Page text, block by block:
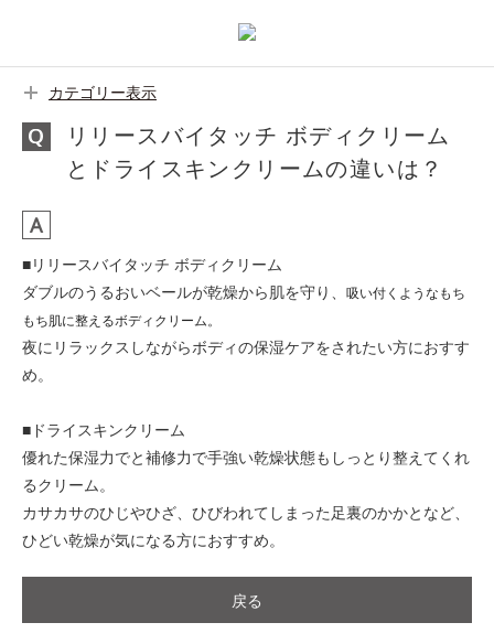
カテゴリー表示
リリースバイタッチ ボディクリーム
とドライスキンクリームの違いは？
■リリースバイタッチ ボディクリーム
ダブルのうるおいベールが乾燥から肌を守り、
吸い付くようなもち
もち肌に整えるボディクリーム。
夜にリラックスしながらボディの保湿ケアをされたい方におすす
め。
■ドライスキンクリーム
優れた保湿力でと補修力で手強い乾燥状態もしっとり整えてくれ
るクリーム。
カサカサのひじやひざ、ひびわれてしまった足裏のかかとなど、
ひどい乾燥が気になる方におすすめ。
戻る